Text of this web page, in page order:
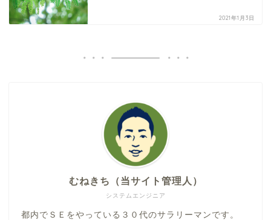
2021年1月3日
システムエンジニア
むねきち（当サイト管理人）
都内でＳＥをやっている３０代のサラリーマンです。